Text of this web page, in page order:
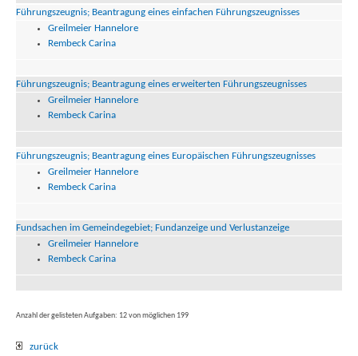
Führungszeugnis; Beantragung eines einfachen Führungszeugnisses
Greilmeier Hannelore
Rembeck Carina
Führungszeugnis; Beantragung eines erweiterten Führungszeugnisses
Greilmeier Hannelore
Rembeck Carina
Führungszeugnis; Beantragung eines Europäischen Führungszeugnisses
Greilmeier Hannelore
Rembeck Carina
Fundsachen im Gemeindegebiet; Fundanzeige und Verlustanzeige
Greilmeier Hannelore
Rembeck Carina
Anzahl der gelisteten Aufgaben: 12 von möglichen 199
zurück